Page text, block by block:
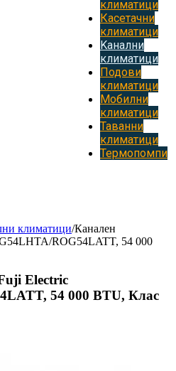
климатици
Касетачни
климатици
Kанални
климатици
Подови
климатици
Мобилни
климатици
Таванни
климатици
Термопомпи
климатици/Канален
ROG54LATT, 54 000
Electric
54 000 BTU, Клас